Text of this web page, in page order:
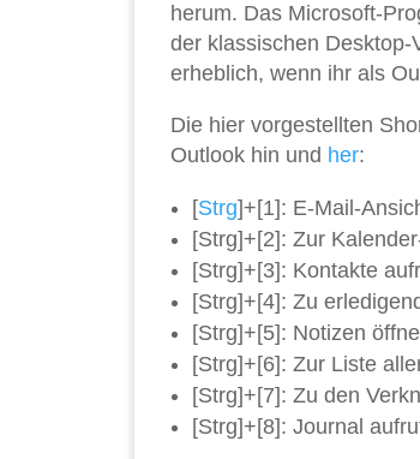
herum. Das Microsoft-
der klassischen
erheblich, wenn ihr als
Die hier vorgestellten
Outlook hin und her:
[Strg]+[1]: E-Mail-
[Strg]+[2]: Zur
[Strg]+[3]: Kontakte
[Strg]+[4]: Zu
[Strg]+[5]: Notizen
[Strg]+[6]: Zur Liste
[Strg]+[7]: Zu den
[Strg]+[8]: Journal